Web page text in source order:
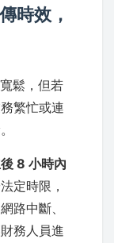
時效，
鬆，但若
繁忙或連
8 小時內
定時限，
路中斷、
務人員進